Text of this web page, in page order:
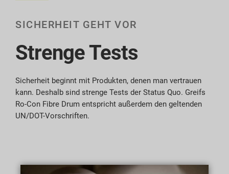
SICHERHEIT GEHT VOR
Strenge Tests
Sicherheit beginnt mit Produkten, denen man vertrauen
kann. Deshalb sind strenge Tests der Status Quo. Greifs
Ro-Con Fibre Drum entspricht außerdem den geltenden
UN/DOT-Vorschriften.